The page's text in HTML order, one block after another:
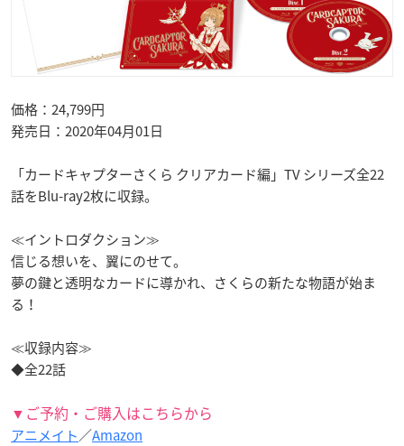
価格：24,799円
発売日：2020年04月01日
「カードキャプターさくら クリアカード編」TV シリーズ全22
話をBlu-ray2枚に収録。
≪イントロダクション≫
信じる想いを、翼にのせて。
夢の鍵と透明なカードに導かれ、さくらの新たな物語が始ま
る！
≪収録内容≫
◆全22話
▼ご予約・ご購入はこちらから
アニメイト／Amazon